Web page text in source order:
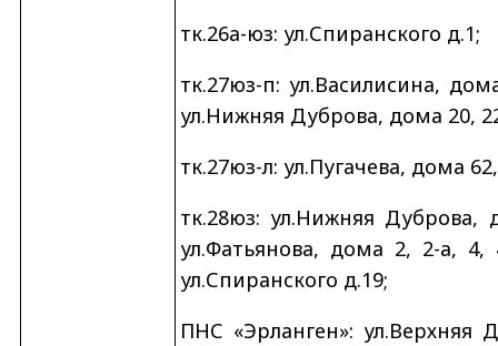
тк.26а-юз: ул.Спиранского д.1;
тк.27юз-п: ул.Василисина,
ул.Нижняя Дуброва, дома 20,
тк.27юз-л: ул.Пугачева, дома
тк.28юз: ул.Нижняя Дуброва,
ул.Фатьянова, дома 2, 2-а,
ул.Спиранского д.19;
ПНС «Эрланген»: ул.Верхняя